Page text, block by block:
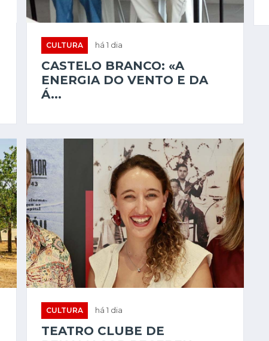
CULTURA há 1 dia
CASTELO BRANCO: «A
ENERGIA DO VENTO E DA
Á...
CULTURA há 1 dia
TEATRO CLUBE DE